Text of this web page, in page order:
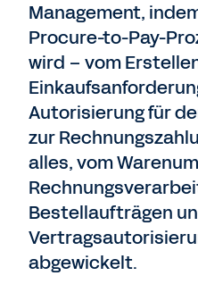
Management,
Procure-to-Pay-
wird – vom
Autorisierung für
zur
alles, vom
Bestellaufträgen
abgewickelt.